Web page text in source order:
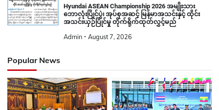
Hyundai ASEAN Championship 2026 အမျိုးသား
ဘောလုံးပြိုင်ပွဲ၊ အုပ်စုအဆင့် မြန်မာအသင်းနှင့် ထိုင်း
အသင်းယှဉ်ပြိုင်မှု တိုက်ရိုက်ထုတ်လွှင့်မည်
Admin August 7, 2026
Popular News